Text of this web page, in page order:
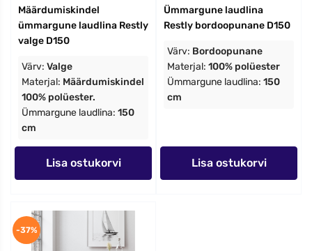
Määrdumiskindel
ümmargune laudlina Restly
valge D150
Värv: Valge
Materjal: Määrdumiskindel
100% polüester.
Ümmargune laudlina: 150
cm
Lisa ostukorvi
Ümmargune laudlina
Restly bordoopunane D150
Värv: Bordoopunane
Materjal: 100% polüester
Ümmargune laudlina: 150
cm
Lisa ostukorvi
-37%